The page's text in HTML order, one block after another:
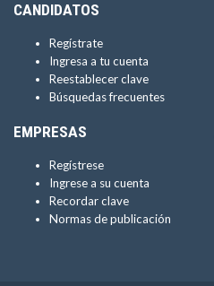
CANDIDATOS
Regístrate
Ingresa a tu cuenta
Reestablecer clave
Búsquedas frecuentes
EMPRESAS
Regístrese
Ingrese a su cuenta
Recordar clave
Normas de publicación